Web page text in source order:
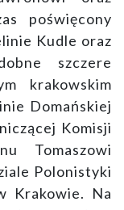
poświęcony
Kudle oraz
szczere
krakowskim
Domańskiej
Komisji
Tomaszowi
Polonistyki
Krakowie. Na